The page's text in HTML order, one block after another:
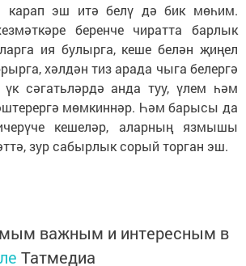
карап эш итә белү дә бик мөһим.
беренче чиратта барлык
ия булырга, кеше белән җиңел
хәлдән тиз арада чыга белергә
сәгатьләрдә анда туу, үлем һәм
мөмкиннәр. Һәм барысы да
кешеләр, аларның язмышы
зур сабырлык сорый торган эш.
важным и интересным в
Татмедиа